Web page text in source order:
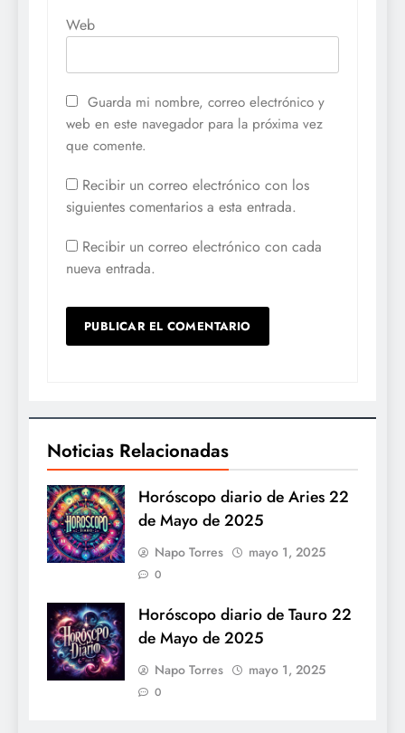
Web
Guarda mi nombre, correo electrónico y
web en este navegador para la próxima vez
que comente.
Recibir un correo electrónico con los
siguientes comentarios a esta entrada.
Recibir un correo electrónico con cada
nueva entrada.
Noticias Relacionadas
Horóscopo diario de Aries 22
de Mayo de 2025
Napo Torres mayo 1, 2025
0
Horóscopo diario de Tauro 22
de Mayo de 2025
Napo Torres mayo 1, 2025
0